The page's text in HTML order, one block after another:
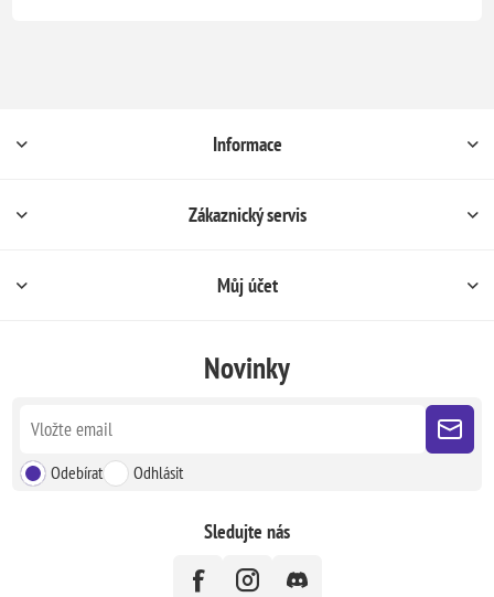
Informace
Zákaznický servis
Můj účet
Novinky
Odebírat Odhlásit
Sledujte nás